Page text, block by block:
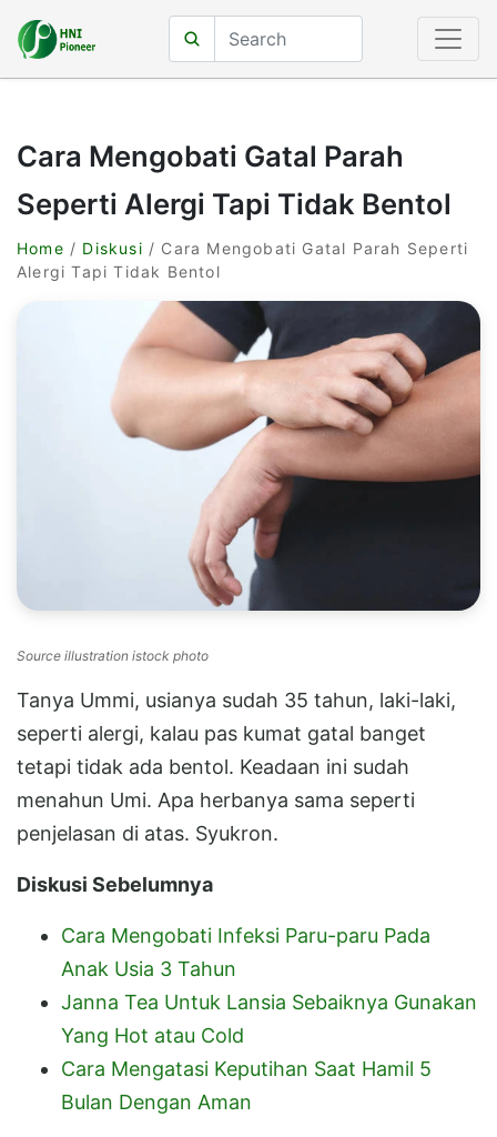
Cara Mengobati Gatal Parah
Seperti Alergi Tapi Tidak Bentol
Home / Diskusi / Cara Mengobati Gatal Parah Seperti
Alergi Tapi Tidak Bentol
Source illustration istock photo
Tanya Ummi, usianya sudah 35 tahun, laki-laki,
seperti alergi, kalau pas kumat gatal banget
tetapi tidak ada bentol. Keadaan ini sudah
menahun Umi. Apa herbanya sama seperti
penjelasan di atas. Syukron.
Diskusi Sebelumnya
Cara Mengobati Infeksi Paru-paru Pada
Anak Usia 3 Tahun
Janna Tea Untuk Lansia Sebaiknya Gunakan
Yang Hot atau Cold
Cara Mengatasi Keputihan Saat Hamil 5
Bulan Dengan Aman